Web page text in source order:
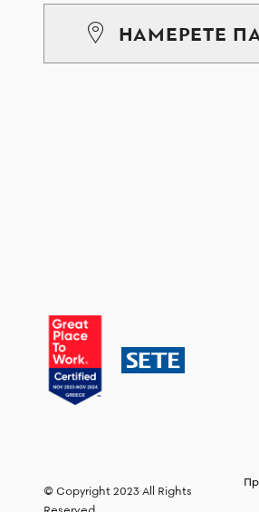
НАМЕРЕТЕ
© Copyright 2023 All Rights